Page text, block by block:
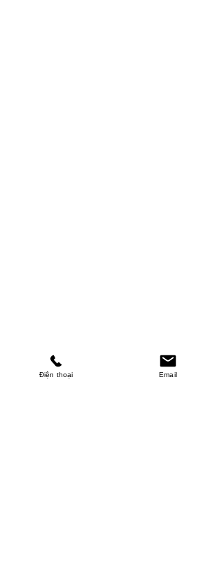
Điện thoại Email